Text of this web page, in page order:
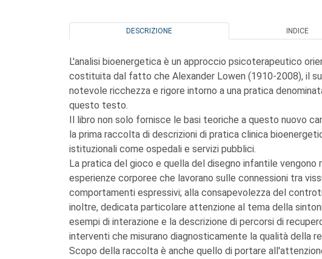
DESCRIZIONE INDICE
L'analisi bioenergetica è un approccio psicoterapeutico
costituita dal fatto che Alexander Lowen (1910-2008), il
notevole ricchezza e rigore intorno a una pratica
questo testo.
Il libro non solo fornisce le basi teoriche a questo nuovo
la prima raccolta di descrizioni di pratica clinica
istituzionali come ospedali e servizi pubblici.
La pratica del gioco e quella del disegno infantile
esperienze corporee che lavorano sulle connessioni tra
comportamenti espressivi; alla consapevolezza del
inoltre, dedicata particolare attenzione al tema della
esempi di interazione e la descrizione di percorsi di
interventi che misurano diagnosticamente la qualità della
Scopo della raccolta è anche quello di portare